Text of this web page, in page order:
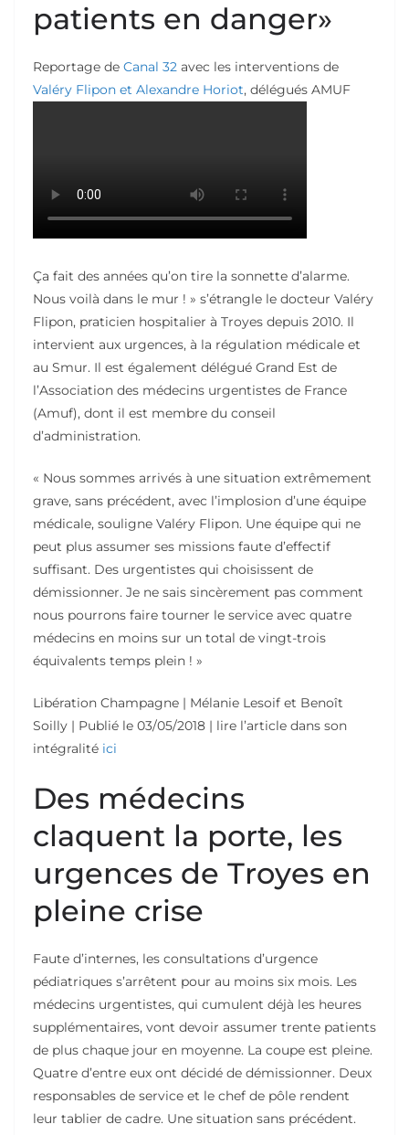
patients en danger»
Reportage de Canal 32 avec les interventions de
Valéry Flipon et Alexandre Horiot, délégués AMUF
Ça fait des années qu’on tire la sonnette d’alarme.
Nous voilà dans le mur ! » s’étrangle le docteur Valéry
Flipon, praticien hospitalier à Troyes depuis 2010. Il
intervient aux urgences, à la régulation médicale et
au Smur. Il est également délégué Grand Est de
l’Association des médecins urgentistes de France
(Amuf), dont il est membre du conseil
d’administration.
« Nous sommes arrivés à une situation extrêmement
grave, sans précédent, avec l’implosion d’une équipe
médicale, souligne Valéry Flipon. Une équipe qui ne
peut plus assumer ses missions faute d’effectif
suffisant. Des urgentistes qui choisissent de
démissionner. Je ne sais sincèrement pas comment
nous pourrons faire tourner le service avec quatre
médecins en moins sur un total de vingt-trois
équivalents temps plein ! »
Libération Champagne | Mélanie Lesoif et Benoît
Soilly | Publié le 03/05/2018 | lire l’article dans son
intégralité ici
Des médecins
claquent la porte, les
urgences de Troyes en
pleine crise
Faute d’internes, les consultations d’urgence
pédiatriques s’arrêtent pour au moins six mois. Les
médecins urgentistes, qui cumulent déjà les heures
supplémentaires, vont devoir assumer trente patients
de plus chaque jour en moyenne. La coupe est pleine.
Quatre d’entre eux ont décidé de démissionner. Deux
responsables de service et le chef de pôle rendent
leur tablier de cadre. Une situation sans précédent.